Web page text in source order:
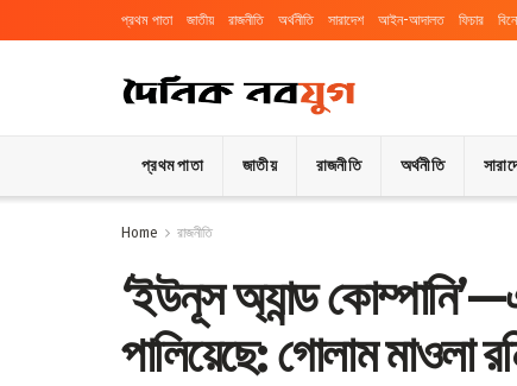
প্রথম পাতা জাতীয় রাজনীতি অর্থনীতি সারাদেশ আইন-আদালত ফিচার
প্রথম পাতা জাতীয় রাজনীতি অর্থনীতি
Home রাজনীতি
‘ইউনূস অ্যান্ড
পালিয়েছে: গোলাম মাওলা